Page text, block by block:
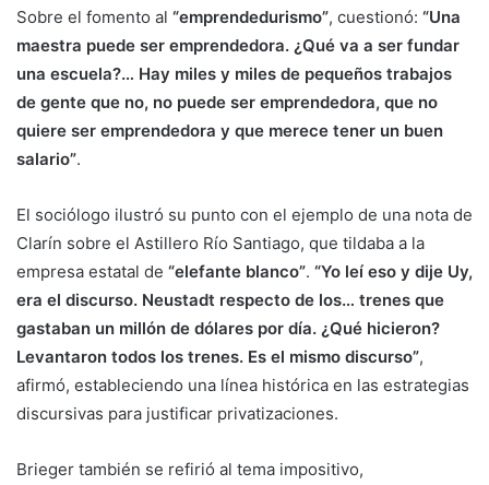
Sobre el fomento al “emprendedurismo”, cuestionó: “Una
maestra puede ser emprendedora. ¿Qué va a ser fundar
una escuela?… Hay miles y miles de pequeños trabajos
de gente que no, no puede ser emprendedora, que no
quiere ser emprendedora y que merece tener un buen
salario”.
El sociólogo ilustró su punto con el ejemplo de una nota de
Clarín sobre el Astillero Río Santiago, que tildaba a la
empresa estatal de “elefante blanco”. “Yo leí eso y dije Uy,
era el discurso. Neustadt respecto de los… trenes que
gastaban un millón de dólares por día. ¿Qué hicieron?
Levantaron todos los trenes. Es el mismo discurso”,
afirmó, estableciendo una línea histórica en las estrategias
discursivas para justificar privatizaciones.
Brieger también se refirió al tema impositivo,